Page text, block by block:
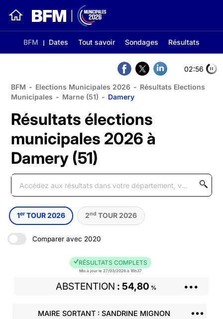
BFM Dates Tout savoir Sondages Résultats
02:56
BFM - Elections Municipales 2026 - Résultats Elections
Municipales - Marne (51) - Damery
Résultats élections
municipales 2026 à
Damery (51)
1er TOUR 2026 2nd TOUR 2026
Comparer avec 2020
RÉSULTATS COMPLETS
Mis à jour le 27/03/2026 à 16h37
ABSTENTION 54,80 % •••
MAIRE SORTANT : SANDRINE MIGNON •••